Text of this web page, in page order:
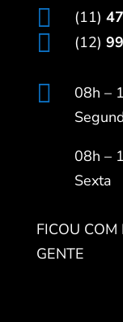
 (11)
 (12)

08h –
08h –
Sexta
FICOU
GENTE